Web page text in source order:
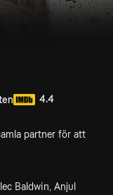
4.4
partner för att
Baldwin, Anjul